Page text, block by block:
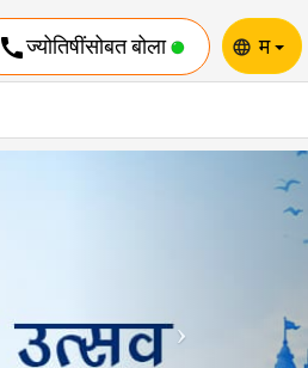
callज्योतिषींसोबत बोला language म